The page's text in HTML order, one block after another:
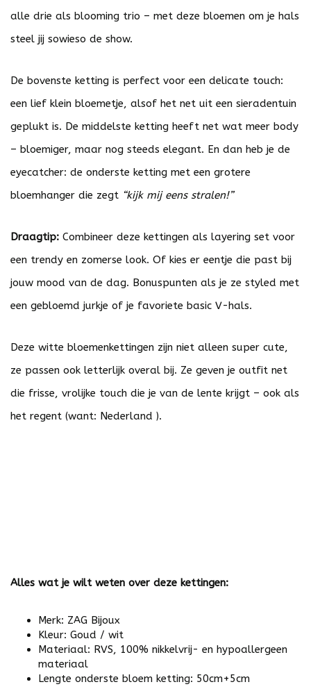
alle drie als blooming trio – met deze bloemen om je hals
steel jij sowieso de show.
De bovenste ketting is perfect voor een delicate touch:
een lief klein bloemetje, alsof het net uit een sieradentuin
geplukt is. De middelste ketting heeft net wat meer body
– bloemiger, maar nog steeds elegant. En dan heb je de
eyecatcher: de onderste ketting met een grotere
bloemhanger die zegt “kijk mij eens stralen!”
Draagtip: Combineer deze kettingen als layering set voor
een trendy en zomerse look. Of kies er eentje die past bij
jouw mood van de dag. Bonuspunten als je ze styled met
een gebloemd jurkje of je favoriete basic V-hals.
Deze witte bloemenkettingen zijn niet alleen super cute,
ze passen ook letterlijk overal bij. Ze geven je outfit net
die frisse, vrolijke touch die je van de lente krijgt – ook als
het regent (want: Nederland ).
Alles wat je wilt weten over deze kettingen:
Merk: ZAG Bijoux
Kleur: Goud / wit
Materiaal: RVS, 100% nikkelvrij- en hypoallergeen
materiaal
Lengte onderste bloem ketting: 50cm+5cm